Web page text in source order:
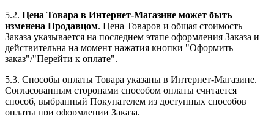
5.2. Цена Товара в Интернет-Магазине может быть
изменена Продавцом. Цена Товаров и общая стоимость
Заказа указывается на последнем этапе оформления Заказа и
действительна на момент нажатия кнопки "Оформить
заказ"/"Перейти к оплате".
5.3. Способы оплаты Товара указаны в Интернет-Магазине.
Согласованным сторонами способом оплаты считается
способ, выбранный Покупателем из доступных способов
оплаты при оформлении Заказа.